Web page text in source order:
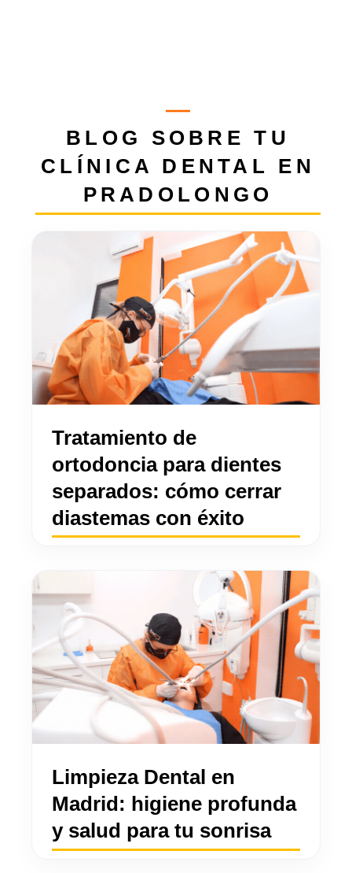
BLOG SOBRE TU
CLÍNICA DENTAL EN
PRADOLONGO
Tratamiento de
ortodoncia para dientes
separados: cómo cerrar
diastemas con éxito
Limpieza Dental en
Madrid: higiene profunda
y salud para tu sonrisa